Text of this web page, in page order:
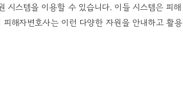
시스템을 이용할 수 있습니다. 이들 시스템은 피해
해자변호사는 이런 다양한 자원을 안내하고 활용